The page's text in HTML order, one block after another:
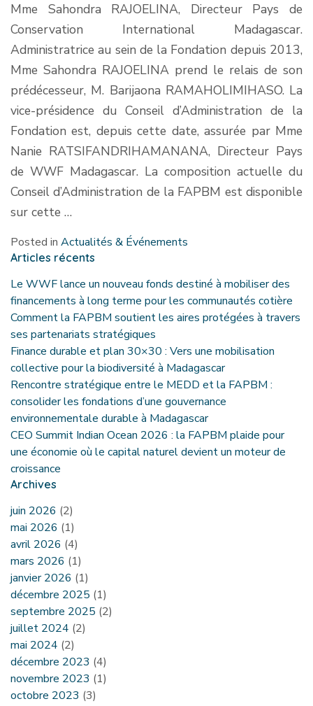
Mme Sahondra RAJOELINA, Directeur Pays de
Conservation International Madagascar.
Administratrice au sein de la Fondation depuis 2013,
Mme Sahondra RAJOELINA prend le relais de son
prédécesseur, M. Barijaona RAMAHOLIMIHASO. La
vice-présidence du Conseil d’Administration de la
Fondation est, depuis cette date, assurée par Mme
Nanie RATSIFANDRIHAMANANA, Directeur Pays
de WWF Madagascar. La composition actuelle du
Conseil d’Administration de la FAPBM est disponible
sur cette …
Posted in Actualités & Événements
Articles récents
Le WWF lance un nouveau fonds destiné à mobiliser des
financements à long terme pour les communautés cotière
Comment la FAPBM soutient les aires protégées à travers
ses partenariats stratégiques
Finance durable et plan 30×30 : Vers une mobilisation
collective pour la biodiversité à Madagascar
Rencontre stratégique entre le MEDD et la FAPBM :
consolider les fondations d’une gouvernance
environnementale durable à Madagascar
CEO Summit Indian Ocean 2026 : la FAPBM plaide pour
une économie où le capital naturel devient un moteur de
croissance
Archives
juin 2026 (2)
mai 2026 (1)
avril 2026 (4)
mars 2026 (1)
janvier 2026 (1)
décembre 2025 (1)
septembre 2025 (2)
juillet 2024 (2)
mai 2024 (2)
décembre 2023 (4)
novembre 2023 (1)
octobre 2023 (3)